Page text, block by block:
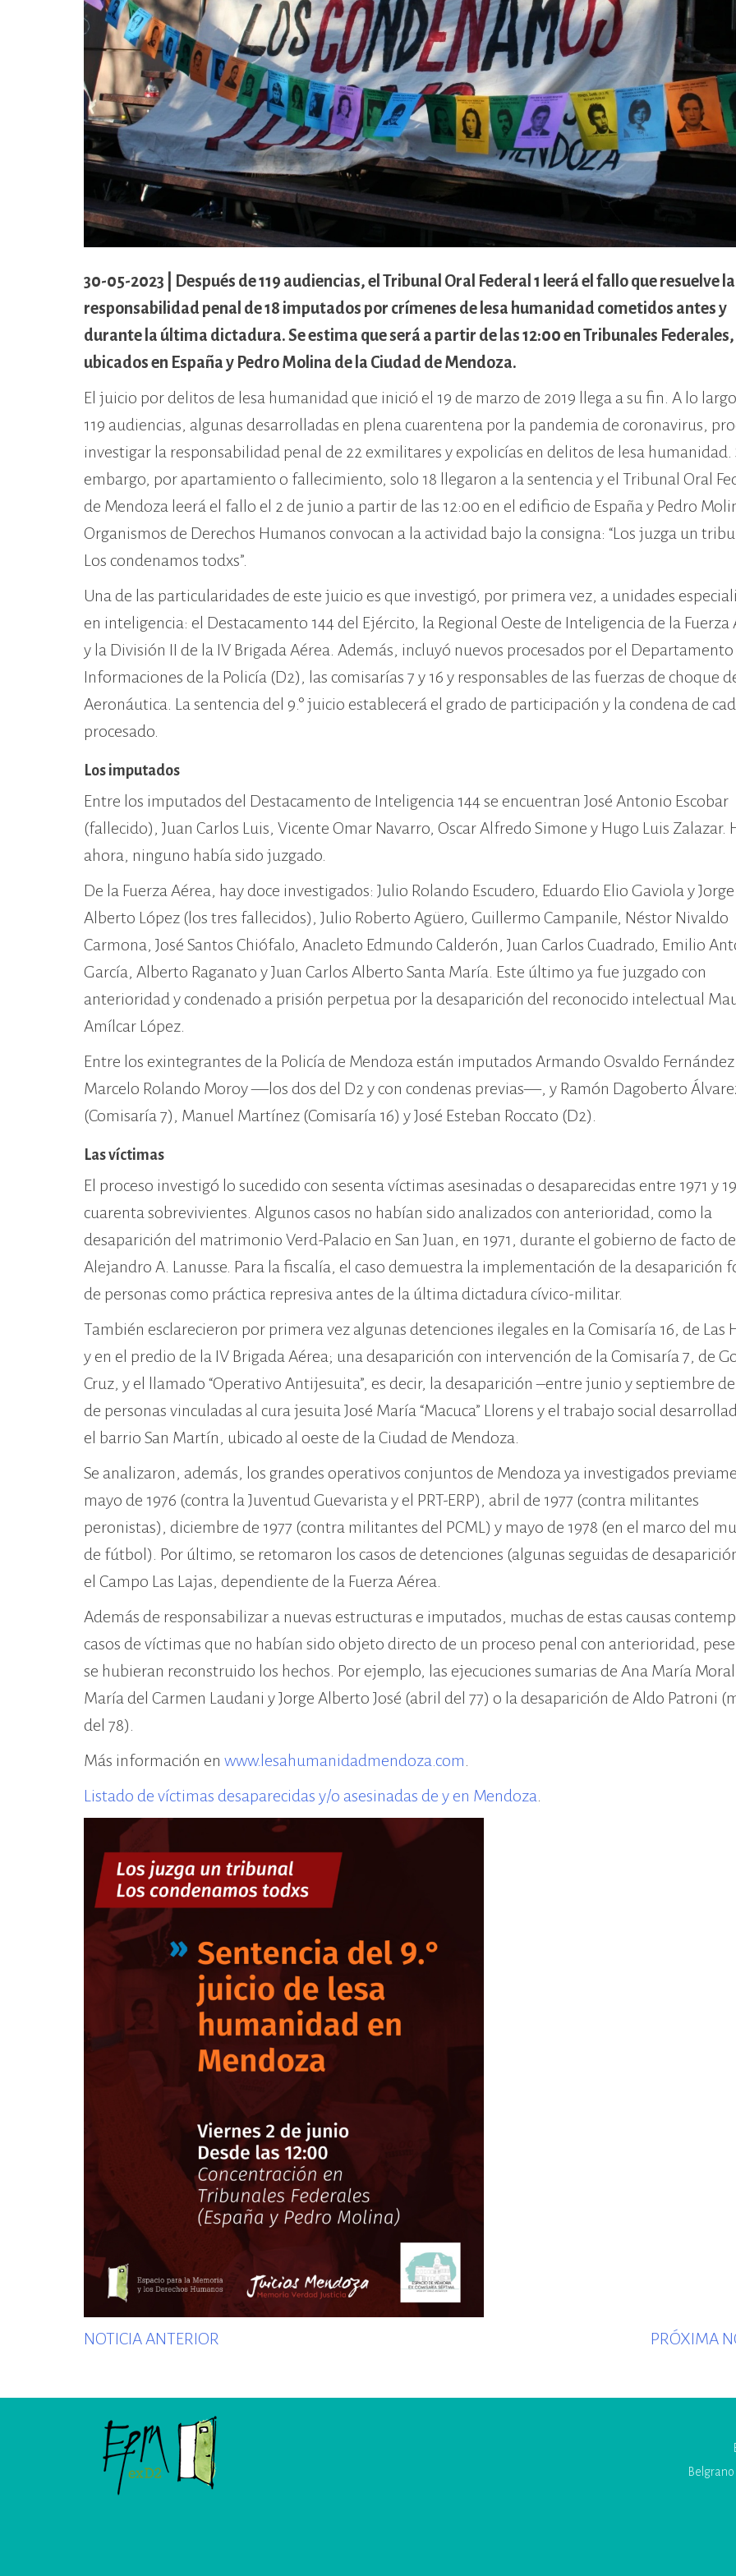
cívico-militar. El lugar fue sede del
Centro Clandestino de Detención,
Tortura y Extermino más
importante del Gran Mendoza.
30-05-2023 | Después de 119 audiencias, el Tribunal Oral Federal 1 leerá el fallo que resuelve la
responsabilidad penal de 18 imputados por crímenes de lesa humanidad cometidos antes y
durante la última dictadura. Se estima que será a partir de las 12:00 en Tribunales Federales,
ubicados en España y Pedro Molina de la Ciudad de Mendoza.
El juicio por delitos de lesa humanidad que inició el 19 de marzo de 2019 llega a su fin. A lo
119 audiencias, algunas desarrolladas en plena cuarentena por la pandemia de coronavirus,
investigar la responsabilidad penal de 22 exmilitares y expolicías en delitos de lesa humanidad.
embargo, por apartamiento o fallecimiento, solo 18 llegaron a la sentencia y el Tribunal Oral
de Mendoza leerá el fallo el 2 de junio a partir de las 12:00 en el edificio de España y Pedro
Organismos de Derechos Humanos convocan a la actividad bajo la consigna: “Los juzga un
Los condenamos todxs”.
Una de las particularidades de este juicio es que investigó, por primera vez, a unidades
en inteligencia: el Destacamento 144 del Ejército, la Regional Oeste de Inteligencia de la Fuerza
y la División II de la IV Brigada Aérea. Además, incluyó nuevos procesados por el Departamento
Informaciones de la Policía (D2), las comisarías 7 y 16 y responsables de las fuerzas de choque
Aeronáutica. La sentencia del 9.° juicio establecerá el grado de participación y la condena de
procesado.
Los imputados
Entre los imputados del Destacamento de Inteligencia 144 se encuentran José Antonio Escobar
(fallecido), Juan Carlos Luis, Vicente Omar Navarro, Oscar Alfredo Simone y Hugo Luis Zalazar.
ahora, ninguno había sido juzgado.
De la Fuerza Aérea, hay doce investigados: Julio Rolando Escudero, Eduardo Elio Gaviola y Jorge
Alberto López (los tres fallecidos), Julio Roberto Agüero, Guillermo Campanile, Néstor Nivaldo
Carmona, José Santos Chiófalo, Anacleto Edmundo Calderón, Juan Carlos Cuadrado, Emilio
García, Alberto Raganato y Juan Carlos Alberto Santa María. Este último ya fue juzgado con
anterioridad y condenado a prisión perpetua por la desaparición del reconocido intelectual
Amílcar López.
Entre los exintegrantes de la Policía de Mendoza están imputados Armando Osvaldo
Marcelo Rolando Moroy —los dos del D2 y con condenas previas—, y Ramón Dagoberto
(Comisaría 7), Manuel Martínez (Comisaría 16) y José Esteban Roccato (D2).
Las víctimas
El proceso investigó lo sucedido con sesenta víctimas asesinadas o desaparecidas entre 1971 y
cuarenta sobrevivientes. Algunos casos no habían sido analizados con anterioridad, como la
desaparición del matrimonio Verd-Palacio en San Juan, en 1971, durante el gobierno de facto de
Alejandro A. Lanusse. Para la fiscalía, el caso demuestra la implementación de la desaparición
de personas como práctica represiva antes de la última dictadura cívico-militar.
También esclarecieron por primera vez algunas detenciones ilegales en la Comisaría 16, de Las
y en el predio de la IV Brigada Aérea; una desaparición con intervención de la Comisaría 7, de
Cruz, y el llamado “Operativo Antijesuita”, es decir, la desaparición –entre junio y septiembre de
de personas vinculadas al cura jesuita José María “Macuca” Llorens y el trabajo social
el barrio San Martín, ubicado al oeste de la Ciudad de Mendoza.
Se analizaron, además, los grandes operativos conjuntos de Mendoza ya investigados
mayo de 1976 (contra la Juventud Guevarista y el PRT-ERP), abril de 1977 (contra militantes
peronistas), diciembre de 1977 (contra militantes del PCML) y mayo de 1978 (en el marco del
de fútbol). Por último, se retomaron los casos de detenciones (algunas seguidas de
el Campo Las Lajas, dependiente de la Fuerza Aérea.
Además de responsabilizar a nuevas estructuras e imputados, muchas de estas causas
casos de víctimas que no habían sido objeto directo de un proceso penal con anterioridad,
se hubieran reconstruido los hechos. Por ejemplo, las ejecuciones sumarias de Ana María
María del Carmen Laudani y Jorge Alberto José (abril del 77) o la desaparición de Aldo Patroni
del 78).
Más información en www.lesahumanidadmendoza.com
Listado de víctimas desaparecidas y/o asesinadas de y en Mendoza
NOTICIA ANTERIOR PRÓXIMA